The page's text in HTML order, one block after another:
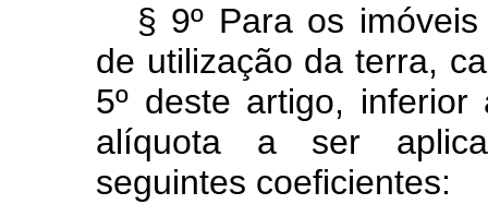
§ 9º Para os
de utilização da terra,
5º deste artigo,
alíquota a ser
seguintes coeficientes: